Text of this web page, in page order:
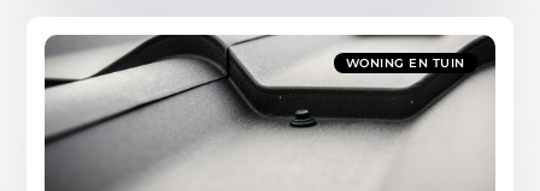
WONING EN TUIN